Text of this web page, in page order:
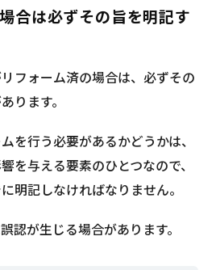
合は必ずその旨を明記す
フォーム済の場合は、必ずその
ります。
を行う必要があるかどうかは、
を与える要素のひとつなので、
明記しなければなりません。
認が生じる場合があります。